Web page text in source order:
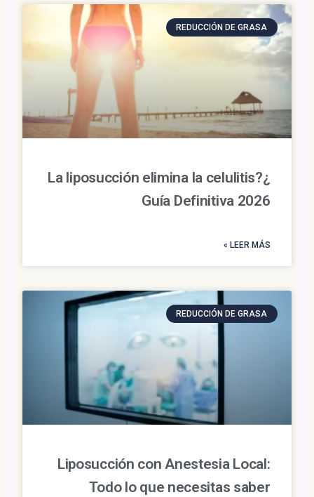
REDUCCIÓN DE GRASA
¿La liposucción elimina la celulitis?
Guía Definitiva 2026
LEER MÁS »
REDUCCIÓN DE GRASA
Liposucción con Anestesia Local:
Todo lo que necesitas saber